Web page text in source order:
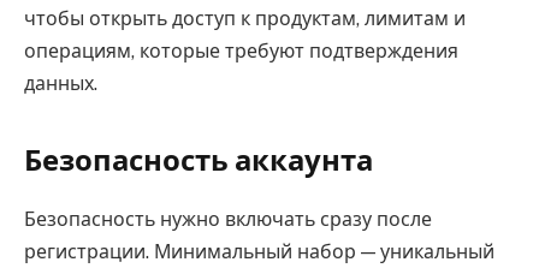
чтобы открыть доступ к продуктам, лимитам и
операциям, которые требуют подтверждения
данных.
Безопасность аккаунта
Безопасность нужно включать сразу после
регистрации. Минимальный набор — уникальный